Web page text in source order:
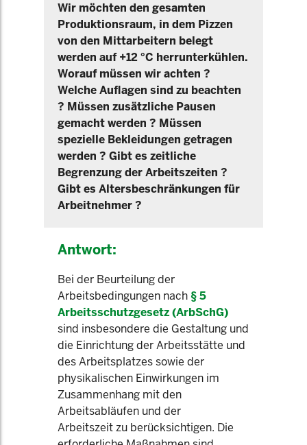
Wir möchten den gesamten
Produktionsraum, in dem Pizzen
von den Mittarbeitern belegt
werden auf +12 °C herrunterkühlen.
Worauf müssen wir achten ?
Welche Auflagen sind zu beachten
? Müssen zusätzliche Pausen
gemacht werden ? Müssen
spezielle Bekleidungen getragen
werden ? Gibt es zeitliche
Begrenzung der Arbeitszeiten ?
Gibt es Altersbeschränkungen für
Arbeitnehmer ?
Antwort:
Bei der Beurteilung der
Arbeitsbedingungen nach § 5
Arbeitsschutzgesetz (ArbSchG)
sind insbesondere die Gestaltung und
die Einrichtung der Arbeitsstätte und
des Arbeitsplatzes sowie der
physikalischen Einwirkungen im
Zusammenhang mit den
Arbeitsabläufen und der
Arbeitszeit zu berücksichtigen. Die